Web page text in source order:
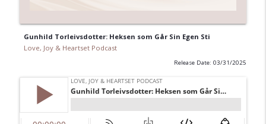
Gunhild Torleivsdotter: Heksen som Går Sin Egen Sti
Love, Joy & Heartset Podcast
Release Date: 03/31/2025